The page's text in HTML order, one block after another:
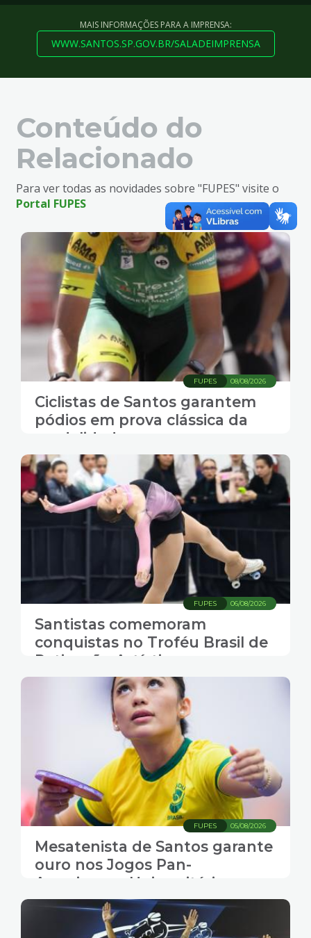
MAIS INFORMAÇÕES PARA A IMPRENSA:
WWW.SANTOS.SP.GOV.BR/SALADEIMPRENSA
Conteúdo do
Relacionado
Para ver todas as novidades sobre "FUPES" visite o
Portal FUPES
08/08/2026
FUPES
Ciclistas de Santos garantem
pódios em prova clássica da
modalidade
06/08/2026
FUPES
Santistas comemoram
conquistas no Troféu Brasil de
Patinação Artística
05/08/2026
FUPES
Mesatenista de Santos garante
ouro nos Jogos Pan-
Americanos Universitários